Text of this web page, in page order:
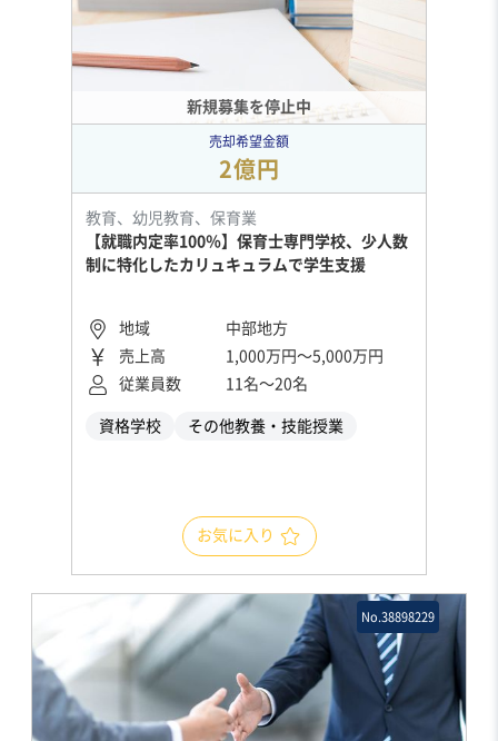
新規募集を停止中
売却希望金額
2億円
教育、幼児教育、保育業
【就職内定率100％】保育士専門学校、少人数
制に特化したカリュキュラムで学生支援
地域
中部地方
売上高
1,000万円〜5,000万円
従業員数
11名〜20名
資格学校 その他教養・技能授業
お気に入り
No.38898229